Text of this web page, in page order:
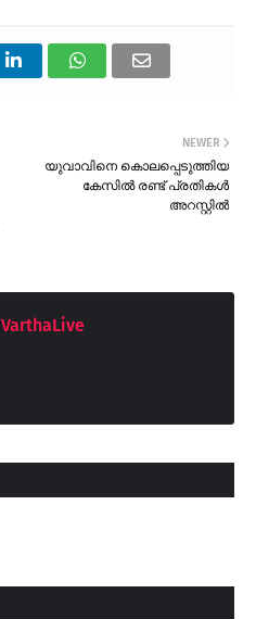
NEWER
യുവാവിനെ കൊലപ്പെടുത്തിയ
കേസിൽ രണ്ട് പ്രതികൾ
അറസ്റ്റിൽ
VarthaLive